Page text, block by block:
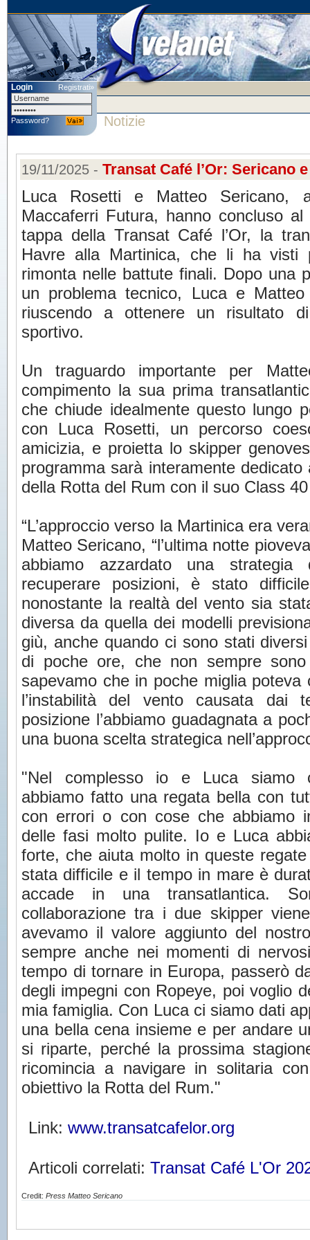
Login Registrati»
Password? Notizie
19/11/2025 - Transat Café l’Or: Sericano
Luca Rosetti e Matteo Sericano,
Maccaferri Futura, hanno concluso
tappa della Transat Café l’Or, la
Havre alla Martinica, che li ha visti
rimonta nelle battute finali. Dopo una
un problema tecnico, Luca e
riuscendo a ottenere un risultato
sportivo.
Un traguardo importante per
compimento la sua prima
che chiude idealmente questo lungo
con Luca Rosetti, un percorso
amicizia, e proietta lo skipper
programma sarà interamente
della Rotta del Rum con il suo Class
“L’approccio verso la Martinica era
Matteo Sericano, “l’ultima notte
abbiamo azzardato una strategia
recuperare posizioni, è stato
nonostante la realtà del vento sia
diversa da quella dei modelli
giù, anche quando ci sono stati
di poche ore, che non sempre
sapevamo che in poche miglia
l’instabilità del vento causata dai
posizione l’abbiamo guadagnata a
una buona scelta strategica
"Nel complesso io e Luca siamo
abbiamo fatto una regata bella con
con errori o con cose che abbiamo
delle fasi molto pulite. Io e Luca
forte, che aiuta molto in queste
stata difficile e il tempo in mare è
accade in una transatlantica.
collaborazione tra i due skipper
avevamo il valore aggiunto del
sempre anche nei momenti di
tempo di tornare in Europa, passerò
degli impegni con Ropeye, poi voglio
mia famiglia. Con Luca ci siamo dati
una bella cena insieme e per andare
si riparte, perché la prossima
ricomincia a navigare in solitaria
obiettivo la Rotta del Rum."
Link: www.transatcafelor.org
Articoli correlati: Transat Café L'Or
Credit: Press Matteo Sericano